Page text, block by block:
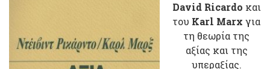
David Ricardo και
του Karl Marx για
τη θεωρία της
αξίας και της
υπεραξίας.